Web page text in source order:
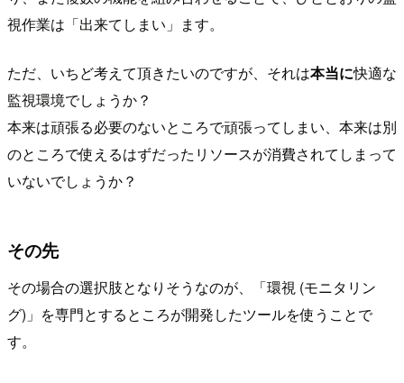
視作業は「出来てしまい」ます。
ただ、いちど考えて頂きたいのですが、それは本当に快適な
監視環境でしょうか？
本来は頑張る必要のないところで頑張ってしまい、本来は別
のところで使えるはずだったリソースが消費されてしまって
いないでしょうか？
その先
その場合の選択肢となりそうなのが、「環視 (モニタリン
グ)」を専門とするところが開発したツールを使うことで
す。